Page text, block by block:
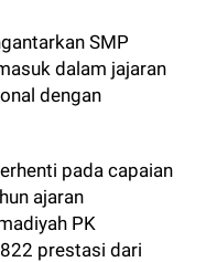
SMP
dalam jajaran
dengan
pada capaian
ajaran
PK
prestasi dari